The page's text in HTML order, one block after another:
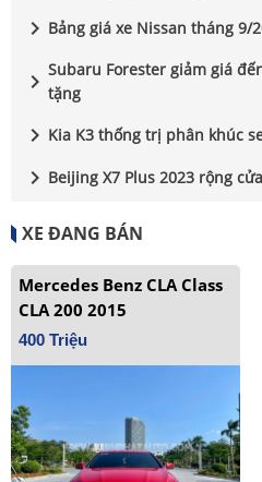
chevron_right Bảng giá xe Nissan tháng 9/
chevron_right Subaru Forester giảm giá
tặng
chevron_right Kia K3 thống trị phân khúc
chevron_right Beijing X7 Plus 2023 rộng
XE ĐANG BÁN
Mercedes Benz CLA Class
CLA 200 2015
400 Triệu